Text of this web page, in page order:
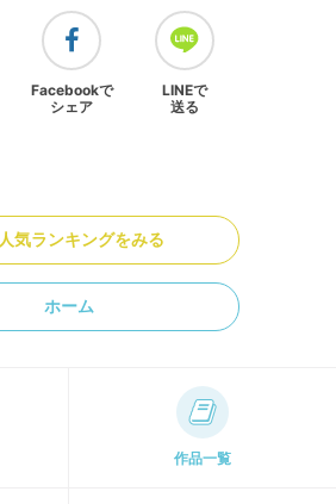
Facebookで
シェア
LINEで
送る
人気ランキングをみる
ホーム
作品一覧